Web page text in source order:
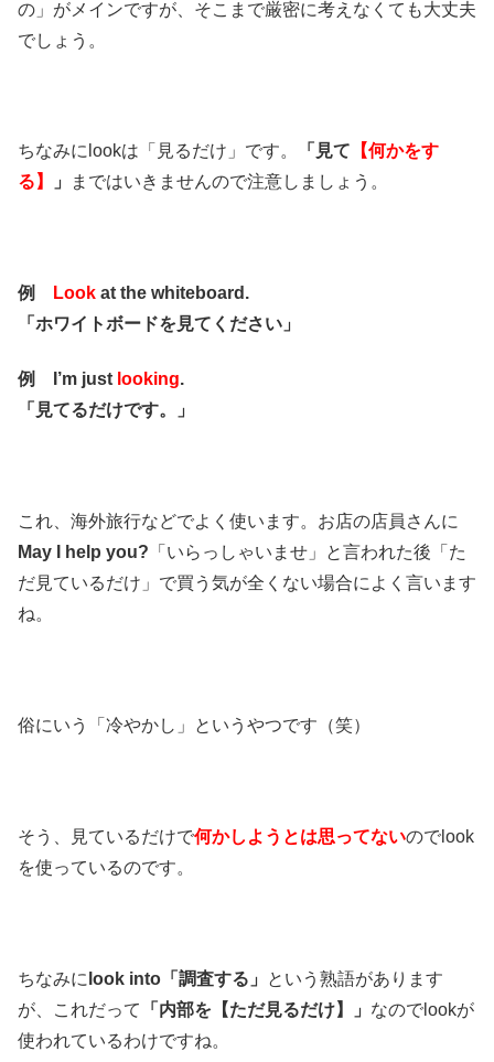
の」がメインですが、そこまで厳密に考えなくても大丈夫
でしょう。
ちなみにlookは「見るだけ」です。 「見て 【何かをす
る】
」 まではいきませんので注意しましょう。
例 Look at the whiteboard.
「ホワイトボードを見てください」
例 I’m just looking.
「見てるだけです。」
これ、海外旅行などでよく使います。お店の店員さんに
May I help you? 「いらっしゃいませ」と言われた後「た
だ見ているだけ」で買う気が全くない場合によく言います
ね。
俗にいう「冷やかし」というやつです（笑）
そう、見ているだけで何かしようとは思ってないのでlook
を使っているのです。
ちなみに look into 「調査する」
という熟語があります
が、これだって
「内部を【ただ見るだけ】」 なのでlookが
使われているわけですね。